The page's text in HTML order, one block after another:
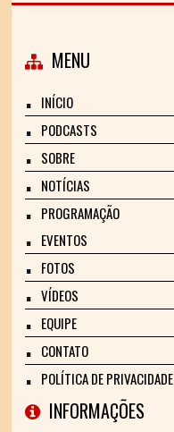
MENU
INÍCIO
PODCASTS
SOBRE
NOTÍCIAS
PROGRAMAÇÃO
EVENTOS
FOTOS
VÍDEOS
EQUIPE
CONTATO
POLÍTICA DE PRIVACIDADE
INFORMAÇÕES